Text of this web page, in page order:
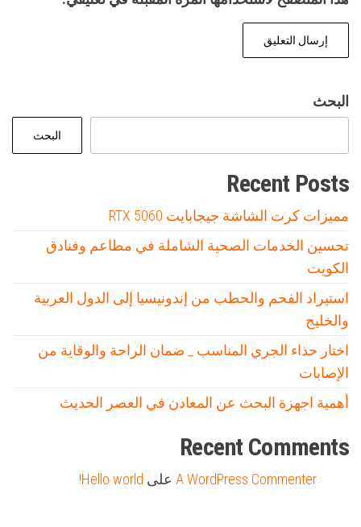
البحث
البحث
Recent Posts
مميزات كرت الشاشة جيجابايت RTX 5060
تحسين الخدمات الصحية الشاملة في مطاعم وفنادق
الكويت
استيراد الفحم والحطب من إندونيسيا إلى الدول العربية
والخليج
اختار حذاء الجري المناسب _ ضمان الراحة والوقاية من
الإصابات
أهمية اجهزة البحث عن المعادن في العصر الحديث
Recent Comments
A WordPress Commenter على Hello world!